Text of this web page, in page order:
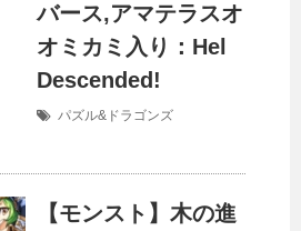
バース,アマテラスオ
オミカミ入り：Hel
Descended!
パズル&ドラゴンズ
【モンスト】木の進